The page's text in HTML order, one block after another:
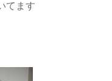
てます